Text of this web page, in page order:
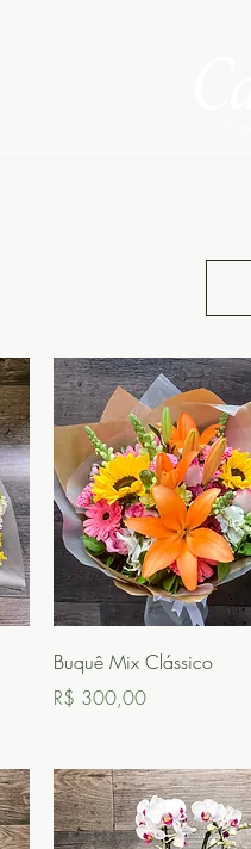
Visualização rápida
Buquê Mix Clássico
Preço
R$ 300,00